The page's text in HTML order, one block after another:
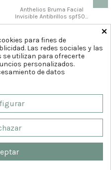
Anthelios Bruma Facial
Invisible Antibrillos spf50+
75ml
Comprar
×
para fines de
Las redes sociales y las
utilizan para ofrecerte
personalizados.
de datos